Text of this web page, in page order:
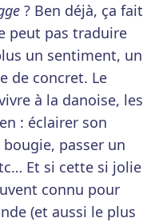
? Ben déjà, ça fait
peut pas traduire
un sentiment, un
de concret. Le
à la danoise, les
: éclairer son
passer un
Et si cette si jolie
connu pour
(et aussi le plus